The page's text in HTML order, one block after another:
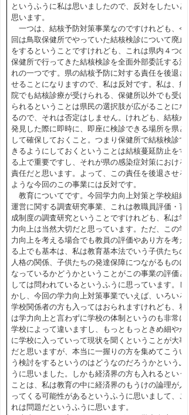
というふうに私は思いましたので、反対をしたいと
思います。
一つは、結核予防対策事業なのですけれども、今
回は鳥取保健所でやっていた結核検診について廃止
をするということですけれども、これは県内４つの
保健所で行ってきた結核検診を全面外部委託する流
れの一つです。県の結核予防に対する責任を後退さ
せることになりますので、私は反対です。私は、病
院でも結核診療が受けられる、保健所以外でも受け
られるということは県民の選択肢が広がることにな
るので、それは否定はしません。けれども、結核が
発見した際に即時に、即座に検診できる場所を県と
して確保しておくこと。つまり保健所で結核検診で
きるようにしておくということは結核蔓延防止をす
る上で重要ですし、それが県の感染症対策における
責任だと思います。よって、この責任を後退させる
ような今回のこの事業には反対です。
教育についてです。今回学力向上対策と学校組織
運営に関する調査研究事業、これは教職員評価・育
成制度の調査研究ということですけれども、私は学
力向上は当然大切だと思っています。ただ、この学
力向上を考える場合でも教員の評価やあり方を考え
る上でも基本は、私は教育基本法でいう子供たちの
人格の関係、子供たちの発達保障につながるものに
なっているかどうかということがこの事業の評価と
しては問われているというふうに思っています。し
かし、今回の学力向上対策事業でいえば、いろいろ
学校関係者の方も入ってはおられますけれども、私
は学力向上と言わずに学校の体制というのも非常に
学校によって違いますし、もっともっときめ細やか
に学校に入っていって現状を聞くということが大事
だと思いますが、本当に一握りの方を集めてこうい
う検討をするというのはどうなのだろうかというふ
うに思いました。しかも経済界の方も入れるという
ことは、私は教育の中に経済界のもうけの論理が入
ってくる可能性があるというふうに思いまして、こ
れは問題だというふうに思います。